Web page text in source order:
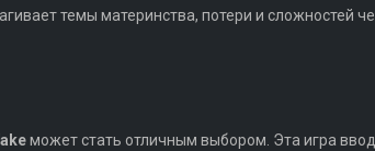
темы материнства, потери и сложностей
может стать отличным выбором. Эта игра